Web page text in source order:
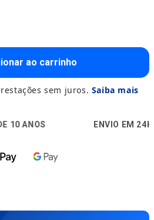
ao carrinho
sem juros. Saiba mais
🚚 ENVIO EM 24H 🔒